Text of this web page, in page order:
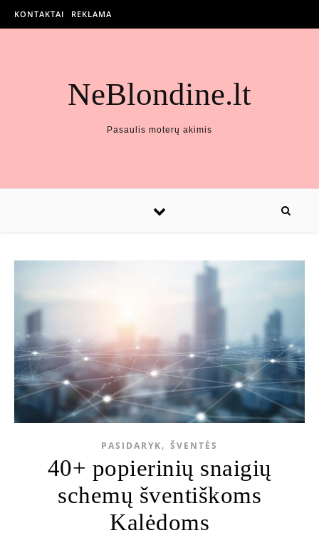
KONTAKTAI REKLAMA
NeBlondine.lt
Pasaulis moterų akimis
PASIDARYK, ŠVENTĖS
40+ popierinių snaigių
schemų šventiškoms
Kalėdoms